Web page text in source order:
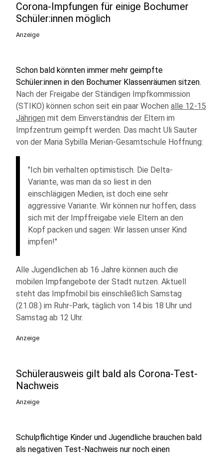
Corona-Impfungen für einige Bochumer
Schüler:innen möglich
Anzeige
Schon bald könnten immer mehr geimpfte
Schüler:innen in den Bochumer Klassenräumen sitzen.
Nach der Freigabe der Ständigen Impfkommission
(STIKO) können schon seit ein paar Wochen alle 12-15
Jährigen mit dem Einverständnis der Eltern im
Impfzentrum geimpft werden. Das macht Uli Sauter
von der Maria Sybilla Merian-Gesamtschule Hoffnung:
"Ich bin verhalten optimistisch. Die Delta-
Variante, was man da so liest in den
einschlägigen Medien, ist doch eine sehr
aggressive Variante. Wir können nur hoffen, dass
sich mit der Impffreigabe viele Eltern an den
Kopf packen und sagen: Wir lassen unser Kind
impfen!"
Alle Jugendlichen ab 16 Jahre können auch die
mobilen Impfangebote der Stadt nutzen. Aktuell
steht das Impfmobil bis einschließlich Samstag
(21.08.) im Ruhr-Park, täglich von 14 bis 18 Uhr und
Samstag ab 12 Uhr.
Anzeige
Schülerausweis gilt bald als Corona-Test-
Nachweis
Anzeige
Schulpflichtige Kinder und Jugendliche brauchen bald
als negativen Test-Nachweis nur noch einen